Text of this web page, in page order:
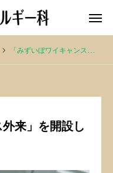
「みずいぼワイキャンス外来」を開設しました
外来」を開設し